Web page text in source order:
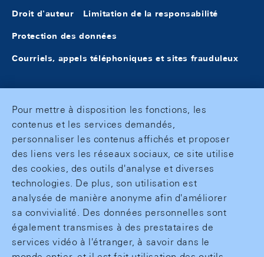
Droit d'auteur Limitation de la responsabilité
Protection des données
Courriels, appels téléphoniques et sites frauduleux
Pour mettre à disposition les fonctions, les
contenus et les services demandés,
personnaliser les contenus affichés et proposer
des liens vers les réseaux sociaux, ce site utilise
des cookies, des outils d'analyse et diverses
technologies. De plus, son utilisation est
analysée de manière anonyme afin d'améliorer
sa convivialité. Des données personnelles sont
également transmises à des prestataires de
services vidéo à l'étranger, à savoir dans le